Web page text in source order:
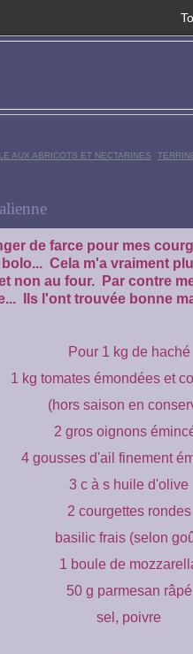
AUX ABRICOTS ET NECTARINES
de farce pour mes
Cela m'a vraiment
non au four. Par contre
Ils l'ont trouvée bonne
Pour 1 kg de haché
1 kg tomates émondées et
(hors saison en
2 gros oignons
4 gousses d'ail finement
3 c à s huile d'olive
2 courgettes rondes
basilic frais (selon
1 boule de
50 g parmesan râpé
sel, poivre